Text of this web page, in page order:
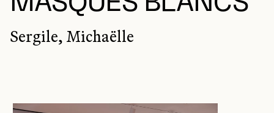
Sergile, Michaëlle